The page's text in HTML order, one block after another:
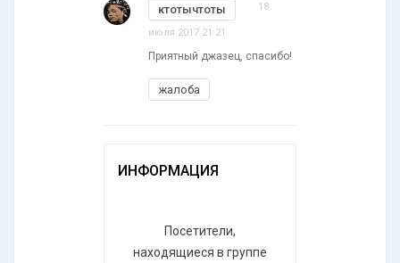
ктотычтоты 18
июля 2017 21:21
Приятный джазец, спасибо!
жалоба
ИНФОРМАЦИЯ
Посетители,
находящиеся в группе